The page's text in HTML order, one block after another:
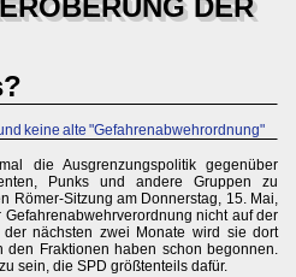
DER
keine alte "Gefahrenabwehrordnung"
die Ausgrenzungspolitik gegenüber
Punks und andere Gruppen zu
Römer-Sitzung am Donnerstag, 15. Mai,
nicht auf der
nächsten zwei Monate wird sie dort
den Fraktionen haben schon begonnen.
sein, die SPD größtenteils dafür.